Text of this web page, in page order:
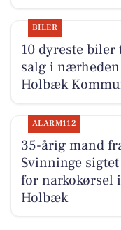
BILER
10 dyreste biler
salg i
Holbæk
ALARM112
35-årig mand
Svinninge sigtet
for narkokørsel i
Holbæk